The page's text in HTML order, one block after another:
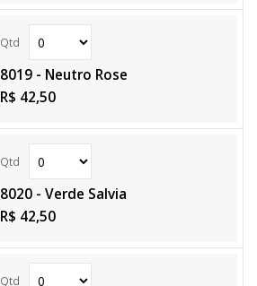
8019 - Neutro Rose
R$ 42,50
8020 - Verde Salvia
R$ 42,50